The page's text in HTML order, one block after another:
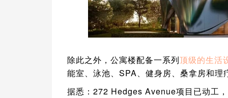
除此之外，公寓楼配备一系列顶级的生活
能室、泳池、SPA、健身房、桑拿房和理
据悉：272 Hedges Avenue项目已动工